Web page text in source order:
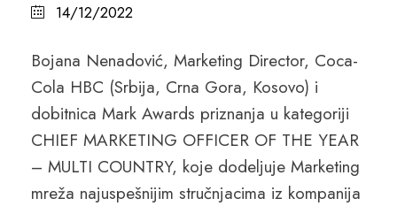
14/12/2022
Bojana Nenadović, Marketing Director, Coca-
Cola HBC (Srbija, Crna Gora, Kosovo) i
dobitnica Mark Awards priznanja u kategoriji
CHIEF MARKETING OFFICER OF THE YEAR
– MULTI COUNTRY, koje dodeljuje Marketing
mreža najuspešnijim stručnjacima iz kompanija